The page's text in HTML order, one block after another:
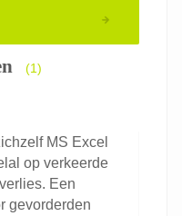
(1)
MS Excel
op verkeerde
Een
gevorderden